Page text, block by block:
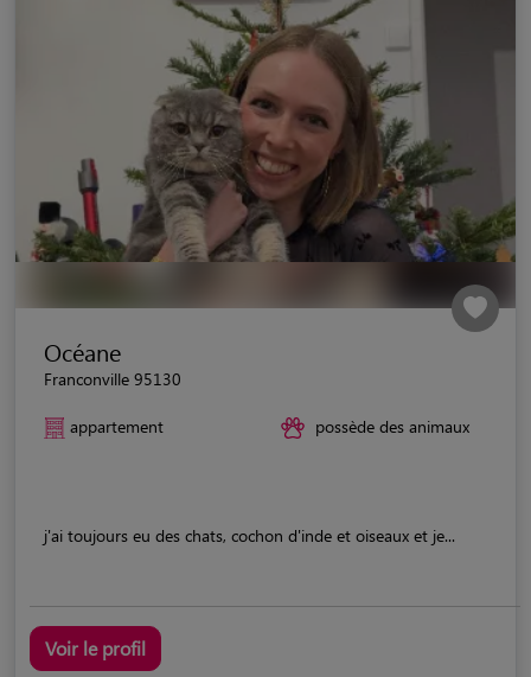
Océane
Franconville 95130
appartement possède des animaux
j'ai toujours eu des chats, cochon d'inde et oiseaux et je...
Voir le profil